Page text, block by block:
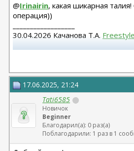
@Irinairin, какая шикарная
операция))
30.04.2026 Качанова Т.А.
17.06.2025, 21:24
Tati6585
Новичок
Beginner
Благодарил(а): 0 раз(а)
Поблагодарили: 1 раз в 1